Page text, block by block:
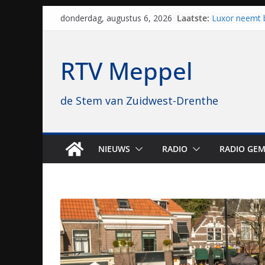
donderdag, augustus 6, 2026 Laatste: Luxor neemt
van vissport:
regio is goed
Al dertig jaar
RTV Meppel
de Stem van Zuidwest-Drenthe
NIEUWS RADIO RADIO